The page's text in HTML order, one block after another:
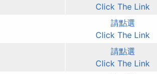
Click The Link
請點選
Click The Link
請點選
Click The Link